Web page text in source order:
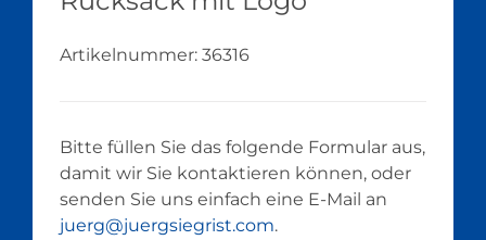
Artikelnummer: 36316
Bitte füllen Sie das folgende Formular aus,
damit wir Sie kontaktieren können, oder
senden Sie uns einfach eine E-Mail an
juerg@juergsiegrist.com.